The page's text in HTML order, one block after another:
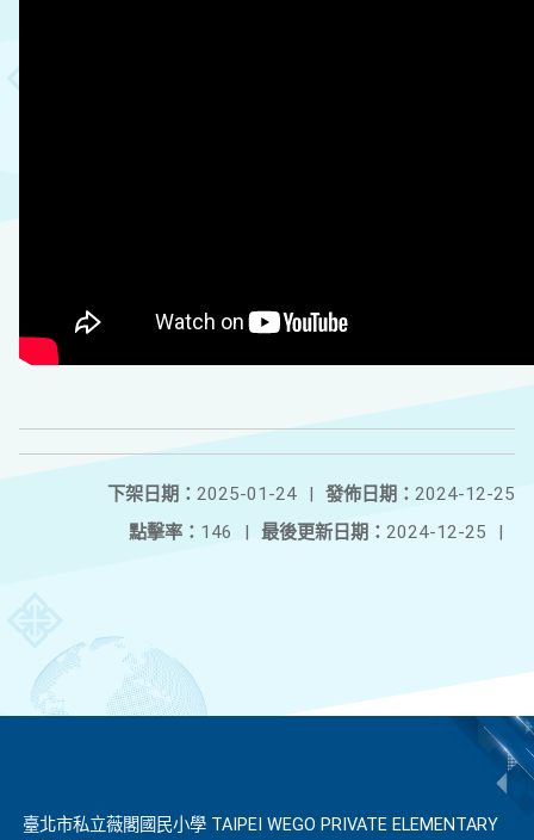
發佈日期： 2024-12-25
下架日期： 2025-01-24
|
最後更新日期： 2024-12-25 |
點擊率： 146 |
臺北市私立薇閣國民小學 TAIPEI WEGO PRIVATE ELEMENTARY